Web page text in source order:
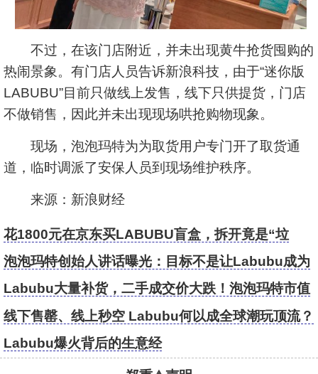
不过，在该门店附近，并未出现黄牛抢货囤购的
热闹景象。有门店人员告诉新浪科技，由于“迷你版
LABUBU”目前只做线上发售，线下只供提货，门店
不做销售，因此并未出现现场哄抢购物现象。
现场，泡泡玛特为为取货用户专门开了取货通
道，临时调派了安保人员到现场维护秩序。
来源：新浪财经
花1800元在京东买LABUBU盲盒，拆开竟是“垃
圾”？客服回应：正在处理
泡泡玛特创始人讲话曝光：目标不是让Labubu成为
一时爆红的流行符号
Labubu大量补货，二手成交价大跌！泡泡玛特市值
蒸发超200亿港元
线下售罄、线上秒空 Labubu何以成全球潮玩顶流？
Labubu爆火背后的生意经